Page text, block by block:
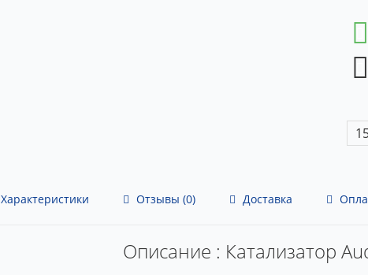
Характеристики Отзывы (0) Доставка
Описание : Катализатор